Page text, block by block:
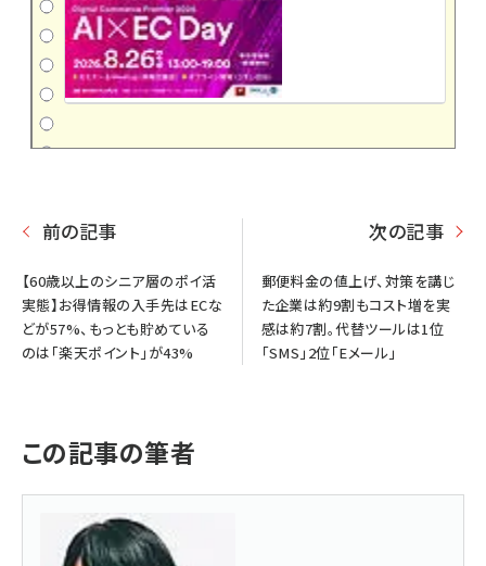
前の記事
【60歳以上のシニア層のポイ活
実態】お得情報の入手先はECな
どが57%、もっとも貯めている
のは「楽天ポイント」が43%
次の記事
郵便料金の値上げ、対策を講じ
た企業は約9割もコスト増を実
感は約7割。代替ツールは1位
「SMS」2位「Eメール」
この記事の筆者